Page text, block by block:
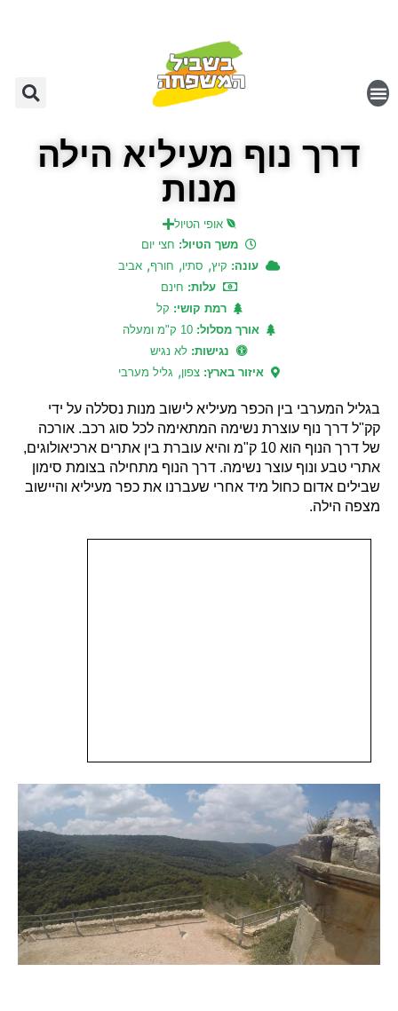
דרך נוף מעיליא הילה
מנות
אופי הטיול
משך הטיול: חצי יום
עונה: קיץ, סתיו, חורף, אביב
עלות: חינם
רמת קושי: קל
אורך מסלול: 10 ק"מ ומעלה
נגישות: לא נגיש
איזור בארץ: צפון, גליל מערבי
בגליל המערבי בין הכפר מעיליא לישוב מנות נסללה על ידי
קק"ל דרך נוף עוצרת נשימה המתאימה לכל סוג רכב. אורכה
של דרך הנוף הוא 10 ק"מ והיא עוברת בין אתרים ארכיאולוגים,
אתרי טבע ונוף עוצר נשימה. דרך הנוף מתחילה בצומת סימון
שבילים אדום כחול מיד אחרי שעברנו את כפר מעיליא והיישוב
מצפה הילה.